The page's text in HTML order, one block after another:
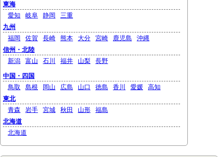
東海
愛知
岐阜 静岡
三重
九州
福岡
佐賀 長崎 熊本 大分 宮崎 鹿児島
沖縄
信州・北陸
新潟
富山 石川 福井 山梨 長野
中国・四国
鳥取
島根 岡山 広島 山口 徳島 香川 愛媛
高知
東北
青森
岩手 宮城 秋田 山形
福島
北海道
北海道